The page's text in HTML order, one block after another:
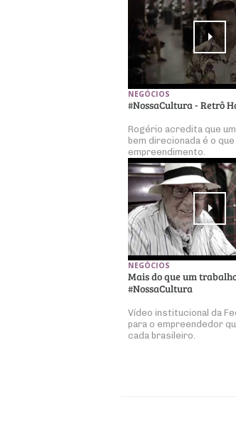
NEGÓCIOS
#NossaCultura - Retrô
Rogério acredita que
bem direcionada é o
empreendimento.
NEGÓCIOS
Mais do que um
#NossaCultura
Vídeo institucional da
para o empreendedor
cada brasileiro.